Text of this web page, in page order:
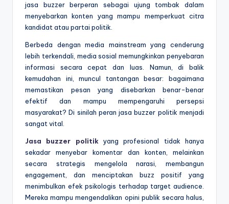
jasa buzzer berperan sebagai ujung tombak dalam
menyebarkan konten yang mampu memperkuat citra
kandidat atau partai politik.
Berbeda dengan media mainstream yang cenderung
lebih terkendali, media sosial memungkinkan penyebaran
informasi secara cepat dan luas. Namun, di balik
kemudahan ini, muncul tantangan besar: bagaimana
memastikan pesan yang disebarkan benar-benar
efektif dan mampu mempengaruhi persepsi
masyarakat? Di sinilah peran jasa buzzer politik menjadi
sangat vital.
Jasa buzzer politikyang profesional tidak hanya
sekadar menyebar komentar dan konten, melainkan
secara strategis mengelola narasi, membangun
engagement, dan menciptakan buzz positif yang
menimbulkan efek psikologis terhadap target audience.
Mereka mampu mengendalikan opini publik secara halus,